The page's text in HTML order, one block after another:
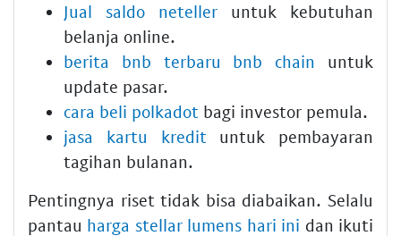
Jual saldo neteller untuk kebutuhan
belanja online.
berita bnb terbaru bnb chain untuk
update pasar.
cara beli polkadot bagi investor pemula.
jasa kartu kredit untuk pembayaran
tagihan bulanan.
Pentingnya riset tidak bisa diabaikan. Selalu
pantau harga stellar lumens hari ini dan ikuti